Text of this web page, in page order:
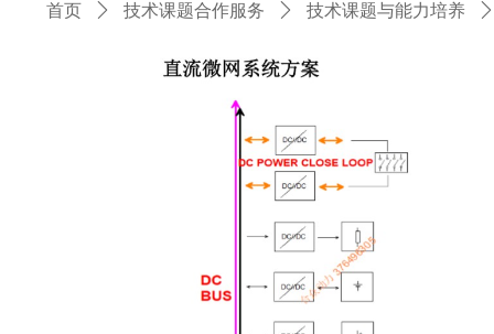
首页 ꄲ 技术课题合作服务 ꄲ 技术课题与能力培养 ꄲ